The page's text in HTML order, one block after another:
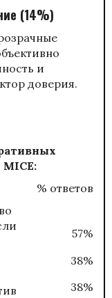
(14%)
и
доверия.
% ответов
57%
38%
38%